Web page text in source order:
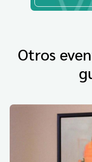
Otros